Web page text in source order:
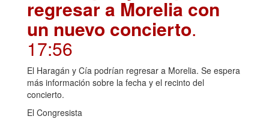
regresar a Morelia con
un nuevo concierto.
17:56
El Haragán y Cía podrían regresar a Morelia. Se espera
más información sobre la fecha y el recinto del
concierto.
El Congresista